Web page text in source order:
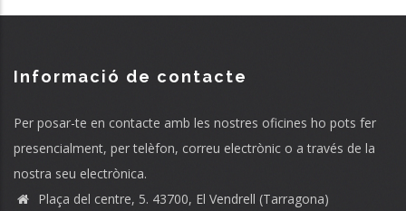
Informació de contacte
Per posar-te en contacte amb les nostres oficines ho pots fer
presencialment, per telèfon, correu electrònic o a través de la
nostra seu electrònica.
Plaça del centre, 5. 43700, El Vendrell (Tarragona)